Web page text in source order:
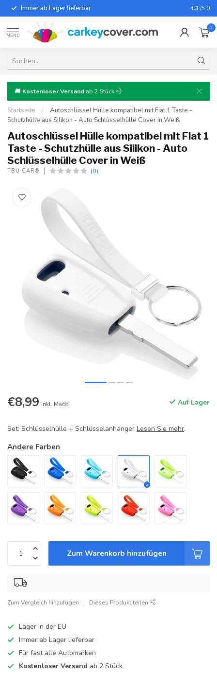
Immer ab Lager lieferbar Für fast
4.3 /5.0
MENU
0
🚚 Kostenloser Versand ab 2 Stück 💨
Startseite /
Autoschlüssel Hülle kompatibel mit Fiat 1 Taste -
Schutzhülle aus Silikon - Auto Schlüsselhülle Cover in Weiß
Autoschlüssel Hülle kompatibel mit Fiat 1
Taste - Schutzhülle aus Silikon - Auto
Schlüsselhülle Cover in Weiß
TBU CAR® (0)
€8,99 Inkl. MwSt. Auf Lager
Set: Schlüsselhülle + Schlüsselanhänger Lesen Sie mehr.
Andere Farben
Zum Warenkorb hinzufügen
Zum Vergleich hinzufügen Dieses Produkt teilen
Lager in der EU
Immer ab Lager lieferbar
Für fast alle Automarken
Kostenloser Versand ab 2 Stück